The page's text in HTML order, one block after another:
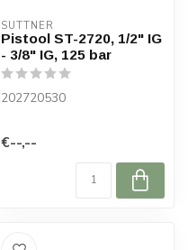
SUTTNER
Pistool ST-2720, 1/2" IG
- 3/8" IG, 125 bar
202720530
€--,--